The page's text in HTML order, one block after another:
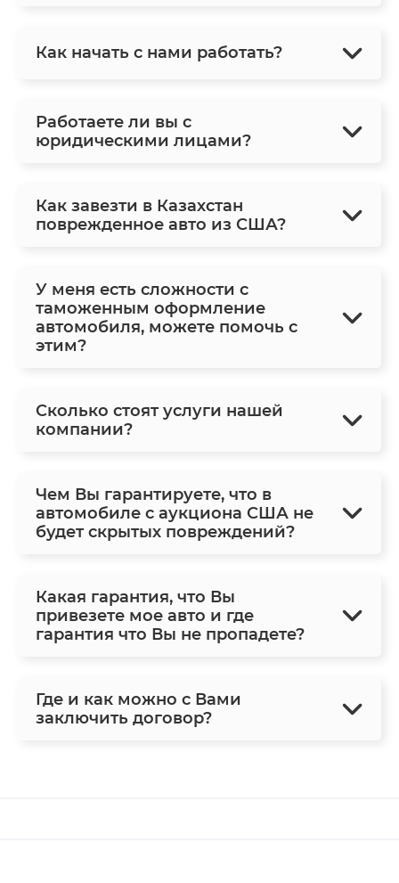
Как начать с нами работать?
Работаете ли вы с
юридическими лицами?
Как завезти в Казахстан
поврежденное авто из США?
У меня есть сложности с
таможенным оформление
автомобиля, можете помочь с
этим?
Сколько стоят услуги нашей
компании?
Чем Вы гарантируете, что в
автомобиле с аукциона США не
будет скрытых повреждений?
Какая гарантия, что Вы
привезете мое авто и где
гарантия что Вы не пропадете?
Где и как можно с Вами
заключить договор?